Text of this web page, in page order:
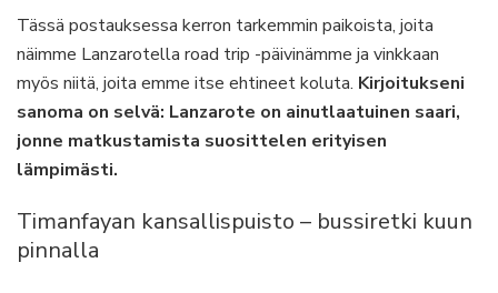
Tässä postauksessa kerron tarkemmin paikoista, joita
näimme Lanzarotella road trip -päivinämme ja vinkkaan
myös niitä, joita emme itse ehtineet koluta. Kirjoitukseni
sanoma on selvä: Lanzarote on ainutlaatuinen saari,
jonne matkustamista suosittelen erityisen
lämpimästi.
Timanfayan kansallispuisto – bussiretki kuun
pinnalla